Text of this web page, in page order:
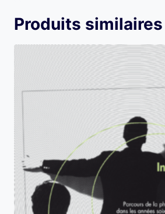
Produits similaires